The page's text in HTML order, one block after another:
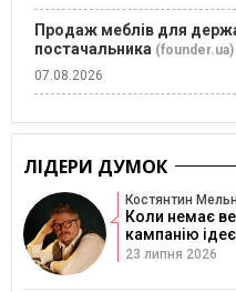
Продаж меблів для
постачальника (founder.ua)
07.08.2026
ЛІДЕРИ ДУМОК
Костянтин
Коли немає
кампанію
23 липня 2026